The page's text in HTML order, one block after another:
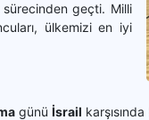
sürecinden geçti. Milli
ülkemizi en iyi
günü İsrail